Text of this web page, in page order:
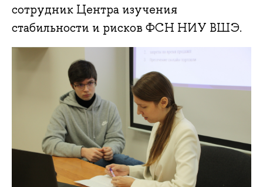
сотрудник Центра изучения
стабильности и рисков ФСН НИУ ВШЭ.